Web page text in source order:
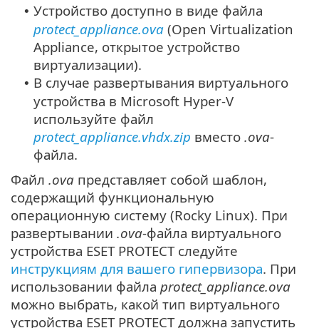
• Устройство доступно в виде файла
protect_appliance.ova (Open Virtualization
Appliance, открытое устройство
виртуализации).
• В случае развертывания виртуального
устройства в Microsoft Hyper-V
используйте файл
protect_appliance.vhdx.zip вместо .ova-
файла.
Файл .ova представляет собой шаблон,
содержащий функциональную
операционную систему (Rocky Linux). При
развертывании .ova-файла виртуального
устройства ESET PROTECT следуйте
инструкциям для вашего гипервизора. При
использовании файла protect_appliance.ova
можно выбрать, какой тип виртуального
устройства ESET PROTECT должна запустить